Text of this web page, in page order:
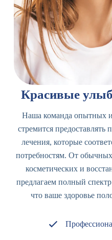
Красивые
Наша команда опытных
стремится
лечения, которые
потребностям. От
косметических и
предлагаем полный
что ваше здоровье